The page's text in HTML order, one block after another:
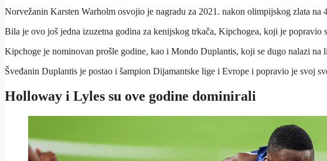
Norvežanin Karsten Warholm osvojio je nagradu za 2021. nakon olimpijskog zlata na
Bila je ovo još jedna izuzetna godina za kenijskog trkača, Kipchogea, koji je popravio
Kipchoge je nominovan prošle godine, kao i Mondo Duplantis, koji se dugo nalazi
Šveđanin Duplantis je postao i šampion Dijamantske lige i Evrope i popravio je svoj
Holloway i Lyles su ove godine dominirali